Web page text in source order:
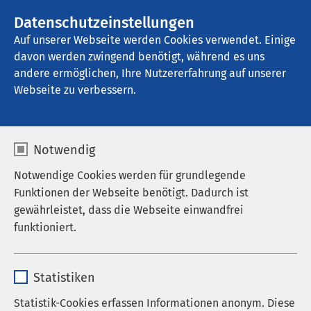
Datenschutzeinstellungen
Auf unserer Webseite werden Cookies verwendet. Einige
davon werden zwingend benötigt, während es uns
andere ermöglichen, Ihre Nutzererfahrung auf unserer
Webseite zu verbessern.
Notwendig
Notwendige Cookies werden für grundlegende
Funktionen der Webseite benötigt. Dadurch ist
gewährleistet, dass die Webseite einwandfrei
funktioniert.
Anbieter sgalinski
Statistiken
Statistik-Cookies erfassen Informationen anonym. Diese
AMEOS Reha Klinikum Ratzeburg
Impressum
AMEOS Reha Klinikum Ratzeburg
Anschlussheilbehandlung und Rehabilitation
Röpersberg 47
D-23909 Ratzeburg
Fax +49 4541 13 3828